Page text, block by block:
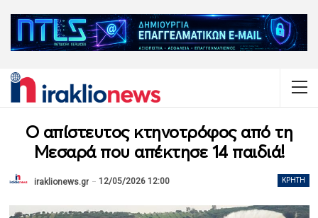
Ο απίστευτος κτηνοτρόφος από τη
Μεσαρά που απέκτησε 14 παιδιά!
ΚΡΉΤΗ
iraklionews.gr 12/05/2026 12:00